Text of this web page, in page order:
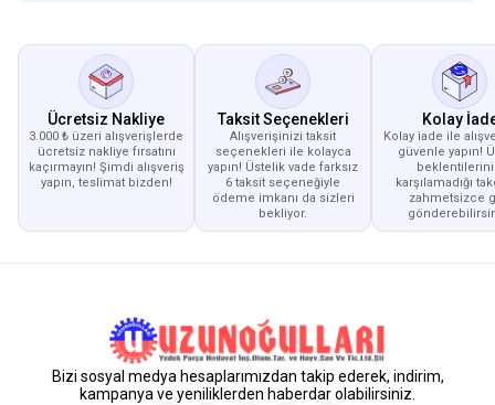
Ücretsiz Nakliye
3.000 ₺ üzeri alışverişlerde
ücretsiz nakliye fırsatını
kaçırmayın! Şimdi alışveriş
yapın, teslimat bizden!
Taksit Seçenekleri
Alışverişinizi taksit
seçenekleri ile kolayca
yapın! Üstelik vade farksız
6 taksit seçeneğiyle
ödeme imkanı da sizleri
bekliyor.
Kolay
Kolay iade ile
güvenle yapın!
karşılamadığı
zahmetsizce
Bizi sosyal medya hesaplarımızdan takip ederek, indirim,
kampanya ve yeniliklerden haberdar olabilirsiniz.